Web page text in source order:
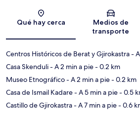
Sección
Qué hay cerca
Medios de
transporte
Centros Históricos de Berat y Gjirokastra-
Casa Skenduli- A 2 min a pie- 0.2 km
Museo Etnográfico- A 2 min a pie- 0.2 km
Casa de Ismail Kadare- A 5 min a pie- 0.5
Castillo de Gjirokastra- A 7 min a pie- 0.6